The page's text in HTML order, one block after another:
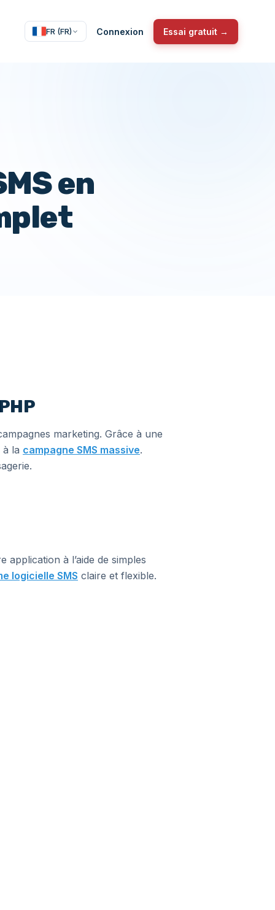
FR (FR) Connexion Essai gratuit →
en
marketing. Grâce à une
à la campagne SMS massive.
à l’aide de simples
logicielle SMS claire et flexible.